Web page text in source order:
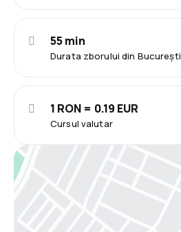
Durata zborului din București
55 min
Cursul valutar
1 RON = 0.19 EUR